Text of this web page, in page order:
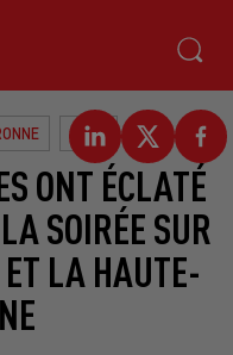
TARN
ONT ÉCLATÉ
SOIRÉE SUR
LA HAUTE-